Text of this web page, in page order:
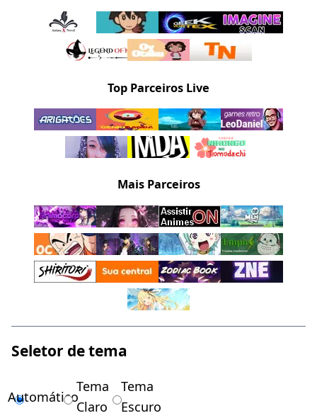
Top Parceiros Live
Mais Parceiros
Seletor de tema
Automático
Tema
Claro
Tema
Escuro